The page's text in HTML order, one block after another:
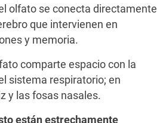
olfato se conecta directamente
que intervienen en
y memoria.
comparte espacio con la
sistema respiratorio; en
y las fosas nasales.
están estrechamente